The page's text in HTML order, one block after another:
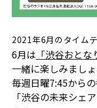
2021年6月のタイムテ
6月は 「渋谷おとな
一緒に楽しみましょ
毎週日曜7:45から
「渋谷の未来シェ